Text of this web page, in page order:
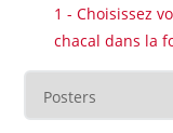
1 - Choisissez
chacal dans la